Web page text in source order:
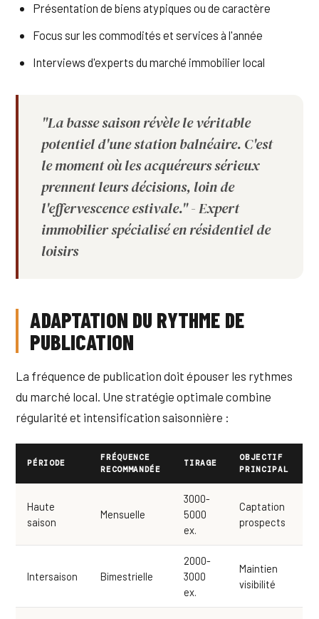
Présentation de biens atypiques ou de caractère
Focus sur les commodités et services à l'année
Interviews d'experts du marché immobilier local
"La basse saison révèle le véritable
potentiel d'une station balnéaire. C'est
le moment où les acquéreurs sérieux
prennent leurs décisions, loin de
l'effervescence estivale." - Expert
immobilier spécialisé en résidentiel de
loisirs
ADAPTATION DU RYTHME DE
PUBLICATION
La fréquence de publication doit épouser les rythmes
du marché local. Une stratégie optimale combine
régularité et intensification saisonnière :
PÉRIODE
FRÉQUENCE
RECOMMANDÉE
TIRAGE
OBJECTIF
PRINCIPAL
Haute
saison
Mensuelle
3000-
5000
ex.
Captation
prospects
Intersaison Bimestrielle
2000-
3000
ex.
Maintien
visibilité